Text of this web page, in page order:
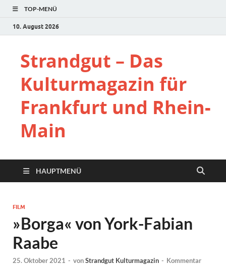
TOP-MENÜ
10. August 2026
Strandgut – Das
Kulturmagazin für
Frankfurt und Rhein-
Main
HAUPTMENÜ
FILM
»Borga« von York-Fabian
Raabe
25. Oktober 2021 - vonStrandgut Kulturmagazin - Kommentar